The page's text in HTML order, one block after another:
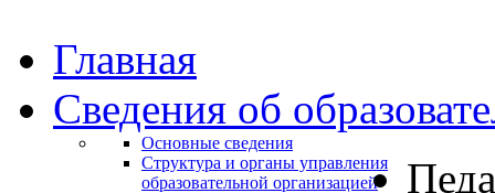
Главная
Сведения об
Основные сведения
Структура и органы управления
образовательной организацией